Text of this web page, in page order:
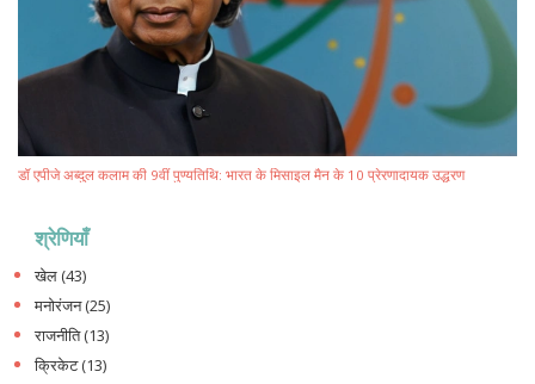
डॉ एपीजे अब्दुल कलाम की 9वीं पुण्यतिथि: भारत के मिसाइल मैन के 10 प्रेरणादायक उद्धरण
श्रेणियाँ
खेल (43)
मनोरंजन(25)
राजनीति(13)
क्रिकेट(13)